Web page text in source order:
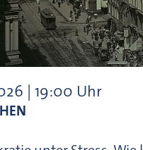
| 19:00 Uhr